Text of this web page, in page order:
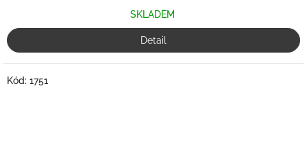
SKLADEM
Detail
Kód: 1751